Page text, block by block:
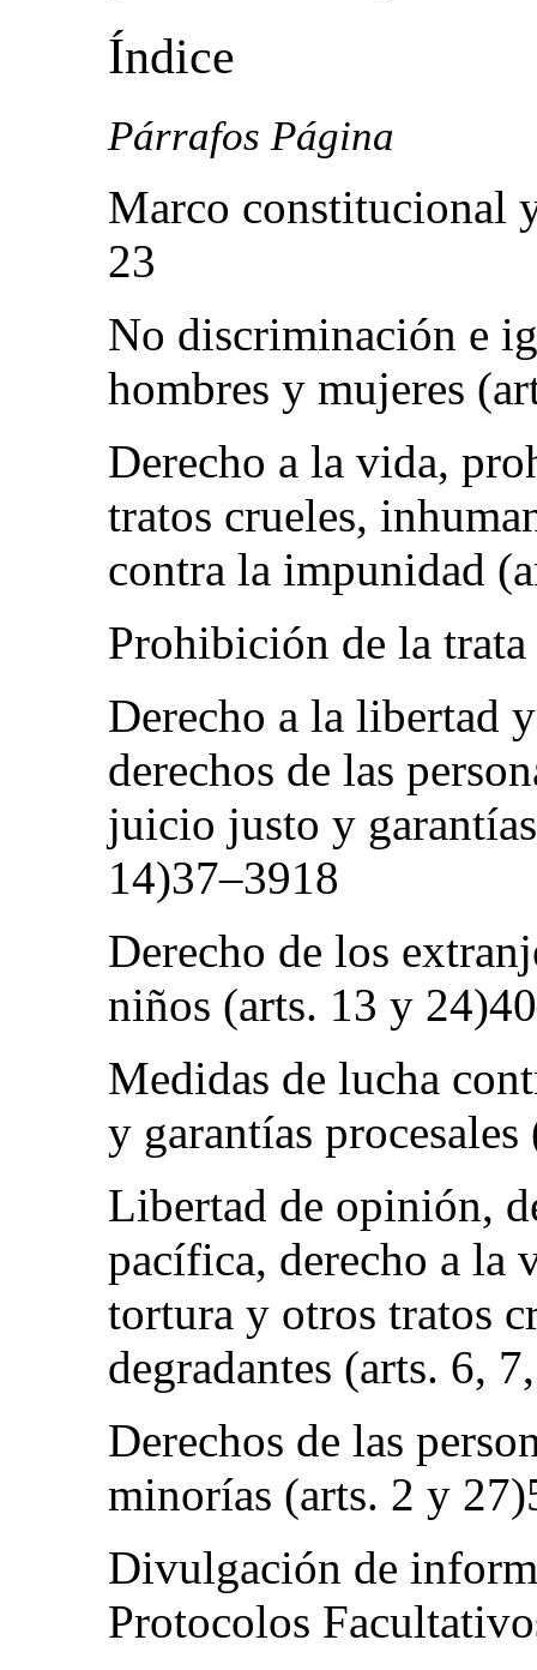
Índice
Párrafos Página
Marco constitucional
23
No discriminación e
hombres y mujeres
Derecho a la vida,
tratos crueles,
contra la impunidad
Prohibición de la
Derecho a la libertad
derechos de las
juicio justo y
14)37–3918
Derecho de los
niños (arts. 13 y
Medidas de lucha
y garantías
Libertad de opinión,
pacífica, derecho a la
tortura y otros tratos
degradantes (arts. 6,
Derechos de las
minorías (arts. 2 y
Divulgación de
Protocolos